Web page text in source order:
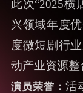
此次“2025横
兴领域年度
度微短剧行
动产业资源整
演员荣誉：活